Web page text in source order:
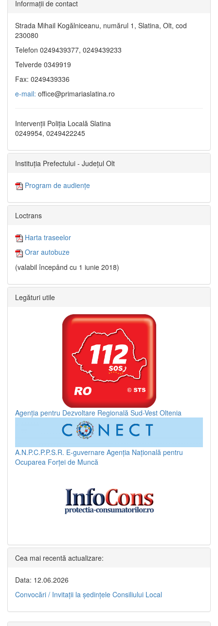
Informaţii de contact
Strada Mihail Kogălniceanu, numărul 1, Slatina, Olt, cod
230080
Telefon 0249439377, 0249439233
Telverde 0349919
Fax: 0249439336
e-mail: office@primariaslatina.ro
Intervenții Poliția Locală Slatina
0249954, 0249422245
Instituția Prefectului - Județul Olt
Program de audiențe
Loctrans
Harta traseelor
Orar autobuze
(valabil începând cu 1 iunie 2018)
Legături utile
Agenția pentru Dezvoltare Regională Sud-Vest Oltenia
A.N.P.C.P.P.S.R. E-guvernare Agenția Națională pentru
Ocuparea Forței de Muncă
Cea mai recentă actualizare:
Data: 12.06.2026
Convocări / Invitaţii la şedinţele Consiliului Local